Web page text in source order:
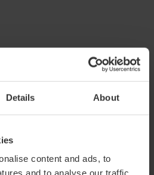
Details About
content and ads, to
and to analyse our traffic.
Ermäßigung